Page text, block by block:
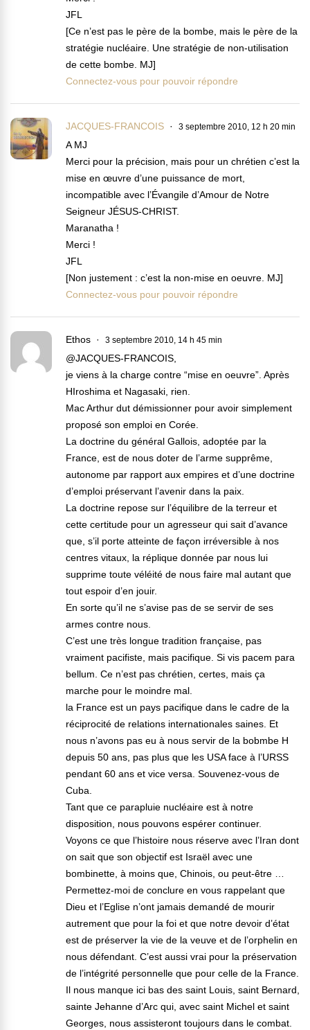
JFL
[Ce n’est pas le père de la bombe, mais le père de la
stratégie nucléaire. Une stratégie de non-utilisation
de cette bombe. MJ]
Connectez-vous pour pouvoir répondre
JACQUES-FRANCOIS 3 septembre 2010, 12 h 20 min
A MJ
Merci pour la précision, mais pour un chrétien c’est la
mise en œuvre d’une puissance de mort,
incompatible avec l’Évangile d’Amour de Notre
Seigneur JÉSUS-CHRIST.
Maranatha !
Merci !
JFL
[Non justement : c’est la non-mise en oeuvre. MJ]
Connectez-vous pour pouvoir répondre
Ethos 3 septembre 2010, 14 h 45 min
@JACQUES-FRANCOIS,
je viens à la charge contre “mise en oeuvre”. Après
HIroshima et Nagasaki, rien.
Mac Arthur dut démissionner pour avoir simplement
proposé son emploi en Corée.
La doctrine du général Gallois, adoptée par la
France, est de nous doter de l’arme supprême,
autonome par rapport aux empires et d’une doctrine
d’emploi préservant l’avenir dans la paix.
La doctrine repose sur l’équilibre de la terreur et
cette certitude pour un agresseur qui sait d’avance
que, s’il porte atteinte de façon irréversible à nos
centres vitaux, la réplique donnée par nous lui
supprime toute véléité de nous faire mal autant que
tout espoir d’en jouir.
En sorte qu’il ne s’avise pas de se servir de ses
armes contre nous.
C’est une très longue tradition française, pas
vraiment pacifiste, mais pacifique. Si vis pacem para
bellum. Ce n’est pas chrétien, certes, mais ça
marche pour le moindre mal.
la France est un pays pacifique dans le cadre de la
réciprocité de relations internationales saines. Et
nous n’avons pas eu à nous servir de la bobmbe H
depuis 50 ans, pas plus que les USA face à l’URSS
pendant 60 ans et vice versa. Souvenez-vous de
Cuba.
Tant que ce parapluie nucléaire est à notre
disposition, nous pouvons espérer continuer.
Voyons ce que l’histoire nous réserve avec l’Iran dont
on sait que son objectif est Israël avec une
bombinette, à moins que, Chinois, ou peut-être …
Permettez-moi de conclure en vous rappelant que
Dieu et l’Eglise n’ont jamais demandé de mourir
autrement que pour la foi et que notre devoir d’état
est de préserver la vie de la veuve et de l’orphelin en
nous défendant. C’est aussi vrai pour la préservation
de l’intégrité personnelle que pour celle de la France.
Il nous manque ici bas des saint Louis, saint Bernard,
sainte Jehanne d’Arc qui, avec saint Michel et saint
Georges, nous assisteront toujours dans le combat.